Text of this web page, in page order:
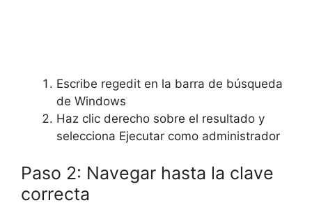
Escribe regedit en la barra de búsqueda
de Windows
Haz clic derecho sobre el resultado y
selecciona Ejecutar como administrador
Paso 2: Navegar hasta la clave
correcta